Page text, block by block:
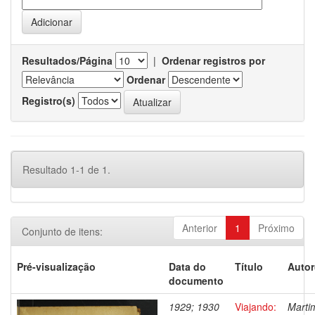
Resultados/Página | Ordenar registros por
Ordenar
Registro(s)
Resultado 1-1 de 1.
Anterior 1 Próximo
Conjunto de itens:
Pré-visualização
Data do
documento
Título
1929; 1930
Viajando: